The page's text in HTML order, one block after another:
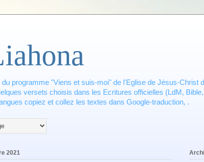
du programme "Viens et suis-moi" de l'Eglise de Jésus-Christ
versets choisis dans les Ecritures officielles (LdM,
copiez et collez les textes dans Google-traduction, .
2021